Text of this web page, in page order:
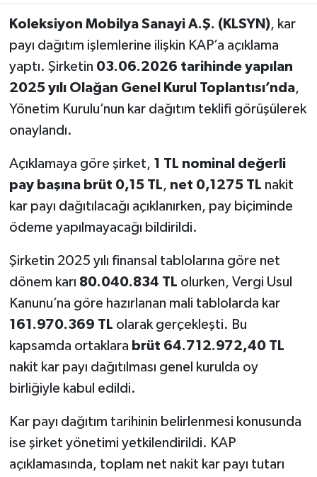
Koleksiyon Mobilya Sanayi A.Ş. (KLSYN), kar
payı dağıtım işlemlerine ilişkin KAP’a açıklama
yaptı. Şirketin 03.06.2026 tarihinde yapılan
2025 yılı Olağan Genel Kurul Toplantısı’nda,
Yönetim Kurulu’nun kar dağıtım teklifi görüşülerek
onaylandı.
Açıklamaya göre şirket, 1 TL nominal değerli
pay başına brüt 0,15 TL, net 0,1275 TL nakit
kar payı dağıtılacağı açıklanırken, pay biçiminde
ödeme yapılmayacağı bildirildi.
Şirketin 2025 yılı finansal tablolarına göre net
dönem karı 80.040.834 TL olurken, Vergi Usul
Kanunu’na göre hazırlanan mali tablolarda kar
161.970.369 TL olarak gerçekleşti. Bu
kapsamda ortaklara brüt 64.712.972,40 TL
nakit kar payı dağıtılması genel kurulda oy
birliğiyle kabul edildi.
Kar payı dağıtım tarihinin belirlenmesi konusunda
ise şirket yönetimi yetkilendirildi. KAP
açıklamasında, toplam net nakit kar payı tutarı